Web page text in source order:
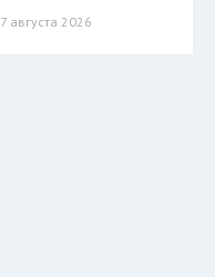
7 августа 2026